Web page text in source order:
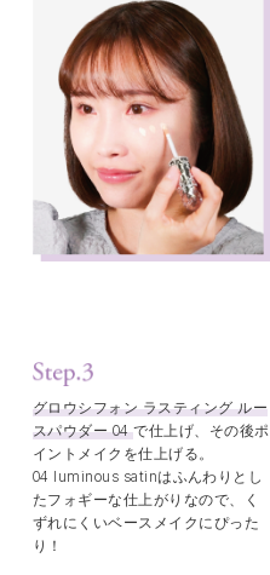
グロウシフォン ラスティング ルー
スパウダー 04で仕上げ、その後ポ
イントメイクを仕上げる。
04 luminous satinはふんわりとし
たフォギーな仕上がりなので、く
ずれにくいベースメイクにぴった
り！